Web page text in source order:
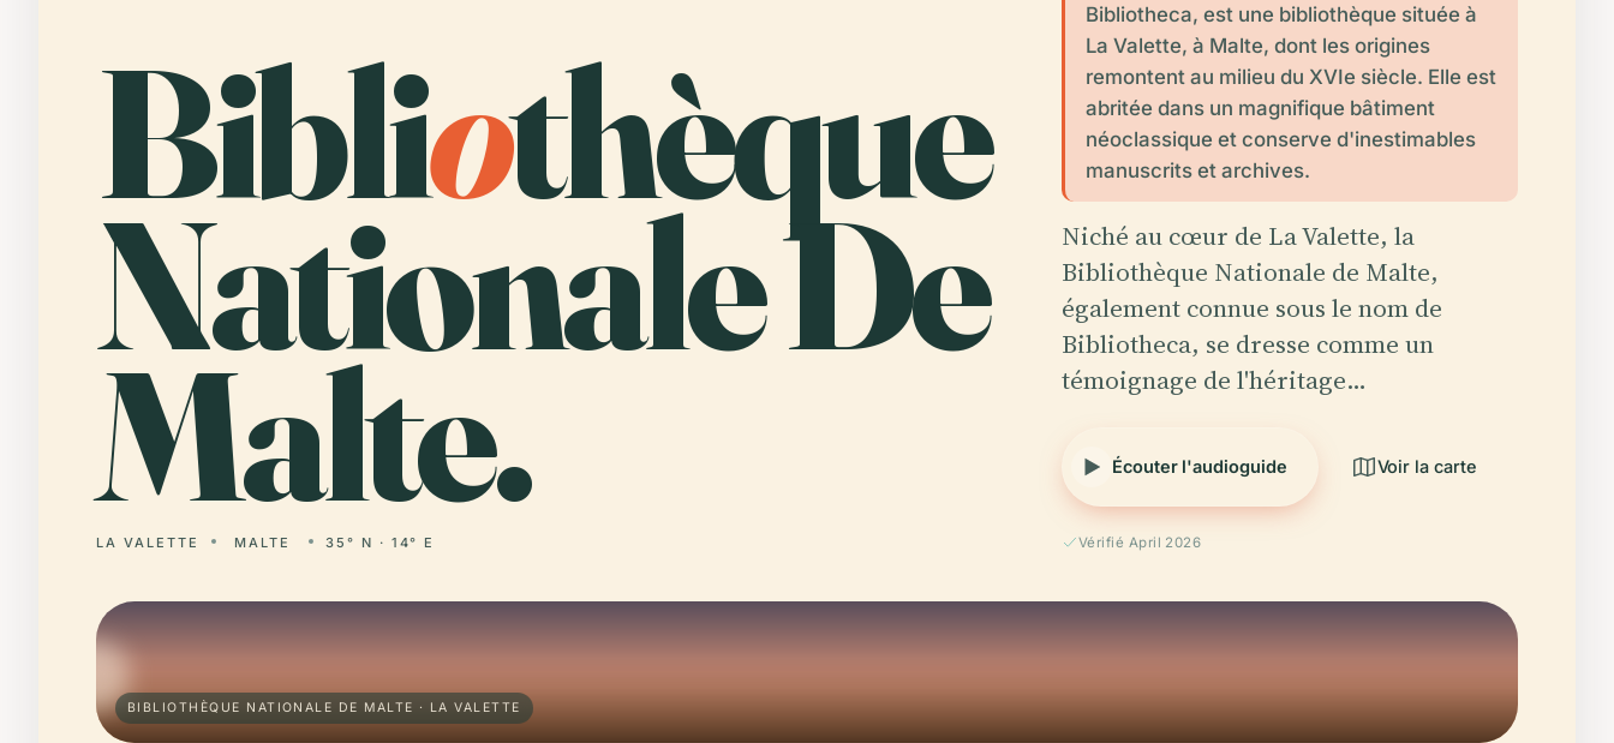
Bibliothèque
Nationale De
Malte.
LA VALETTE MALTE 35° N · 14° E
Bibliotheca, est une bibliothèque située à
La Valette, à Malte, dont les origines
remontent au milieu du XVIe siècle. Elle est
abritée dans un magnifique bâtiment
néoclassique et conserve d'inestimables
manuscrits et archives.
Niché au cœur de La Valette, la
Bibliothèque Nationale de Malte,
également connue sous le nom de
Bibliotheca, se dresse comme un
témoignage de l'héritage…
Écouter l'audioguide Voir la carte
Vérifié April 2026
BIBLIOTHÈQUE NATIONALE DE MALTE · LA VALETTE